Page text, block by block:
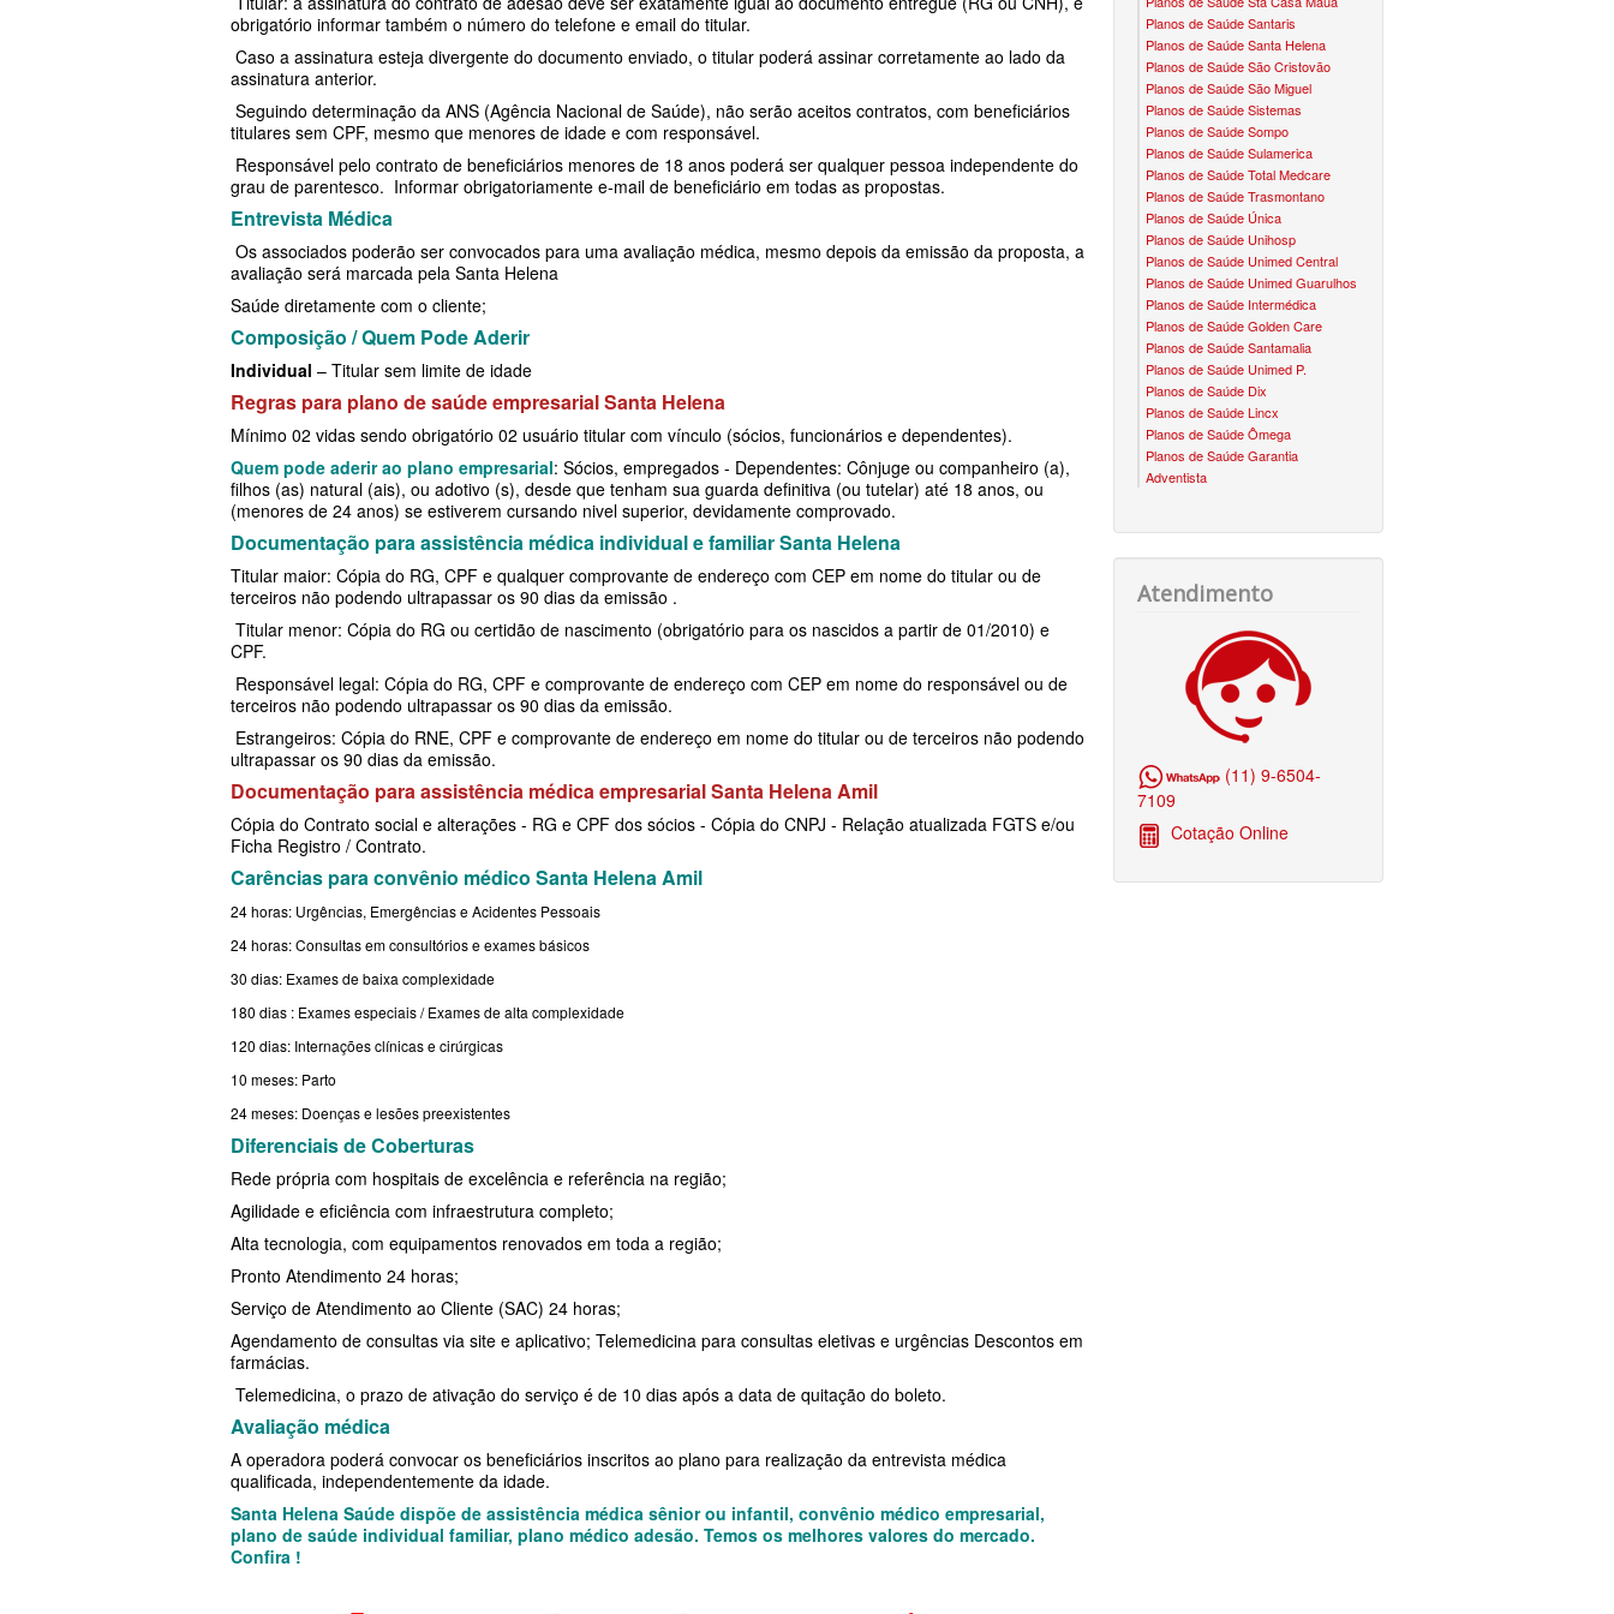
MED TOUR PLANO DE SAÚDE EMPRESARIAL
NEXT SEISA PLANO DE SAÚDE EMPRESARIAL
NOTREDAME PLANO DE SAÚDE
EMPRESARIAL
OMINT PLANO DE SAÚDE EMPRESARIAL
ONE HEALTH PLANO DE SAÚDE
PLENA PLANO DE SAÚDE EMPRESARIAL
PORTO SEGURO PLANO DE SAÚDE
SAMED PLANO DE SAÚDE EMPRESARIAL
SANTA CASA DE MAUÁ PLANO DE SAÚDE
EMPRESARIAL
SANTARIS PLANO DE SAÚDE EMPRESARIAL
SANTA HELENA PLANO DE SAÚDE
EMPRESARIAL
SÃO CRISTOVÃO PLANO DE SAÚDE
SÃO MIGUEL PLANO DE SAÚDE
SISTEMAS PLANO DE SAÚDE EMPRESARIAL
SOMPO PLANO DE SAÚDE EMPRESARIAL
EMPRESARIAL
TOTAL MEDCARE PLANO DE SAÚDE
EMPRESARIAL
TRASMONTANO PLANO DE SAÚDE
EMPRESARIAL
UNIHOSP PLANO DE SAÚDE EMPRESARIAL
UNIMED CENTRAL PLANO DE SAÚDE
EMPRESARIAL
UNIMED GUARULHOS PLANO DE SAÚDE
EMPRESARIAL
ÚNICA PLANO DE SAÚDE EMPRESARIAL
STA CASA MAUÁ PLANO DE SAÚDE
INDIVIDUAL
TOTAL MEDCARE PLANO DE SAÚDECLASSES PLANO DE SAÚDE FAMILIAR
PLANO DE SAÚDE LINCX
PLANO DE SAÚDE STA CASA MAUÁ
PLANO DE SAÚDE MEDIAL
PLANO DE SAÚDE MEDICAL HEALTH
PLANO DE SAÚDE MED TOUR
PLANO DE SAÚDE NOTREDAME
PLANO DE SAÚDE ÔMEGA
PLANO DE SAÚDE OMINT
PLANO DE SAÚDE ONE HEALTH
PLANO DE SAÚDE PORTO SEGURO
PLANO DE SAÚDE QSAÚDE
PLANO DE SAÚDE PREVENT
PLANO DE SAÚDE SÃO CRISTÓVÃO
PLANO DE SAÚDE SÃO MIGUEL
PLANO DE SAÚDE SANTA HELENA
PLANO DE SAÚDE SANTAMALIA
PLANO DE SAÚDE SOMPO
PLANO DE SAÚDE TRANSMONTANO
PLANO DE SAÚDE UNIHOSP
PLANO DE SAÚDE SAMED
PLANO DE SAÚDE UNIMED
PLANO DE SAÚDE AMENO
SÃO CRISTÓVÃO PLANO DE SAÚDE ADESÃO
SULAMERICA PLANO DE SAÚDE ADESÃO
TOTAL MEDCARE PLANO DE SAÚDE ADESÃO
ÚNICA PLANO DE SAÚDE ADESÃO
UNIMED CENTRAL PLANO DE SAÚDE ADESÃO
ADESÃO
RIO GRANDE DO SUL - PLANO DE SAÚDE
RONDÔNIA - PLANO DE SAÚDE
RORAIMA - PLANO DE SAÚDE
SANTA CATARINA - PLANO DE SAÚDE
SERGIPE - PLANO DE SAÚDE
CONVÊNIO EM MOGI DAS CRUZES
CONVÊNIO EM OSASCO
CONVÊNIO EM POÁ
CONVÊNIO EM RIBEIRÃO PIRES
CONVÊNIO EM SANTA ISABEL
CONVÊNIO EM SANTO ANDRÉ
CONVÊNIO EM SUZANO
CONVÊNIO EM TABOÃO DA SERRA
PLANO ODONTO UNIODONTO
PLANO ODONTO UNIMED
NUNES & GROSSI
OURO BRASIL
VOCÊ CLUBE
obrigatório informar também o número do telefone e email do titular.
Caso a assinatura esteja divergente do documento enviado, o titular poderá assinar corretamente ao lado da
assinatura anterior.
Seguindo determinação da ANS (Agência Nacional de Saúde), não serão aceitos contratos, com beneficiários
titulares sem CPF, mesmo que menores de idade e com responsável.
Responsável pelo contrato de beneficiários menores de 18 anos poderá ser qualquer pessoa independente do
grau de parentesco. Informar obrigatoriamente e-mail de beneficiário em todas as propostas.
Entrevista Médica
Os associados poderão ser convocados para uma avaliação médica, mesmo depois da emissão da proposta, a
avaliação será marcada pela Santa Helena
Saúde diretamente com o cliente;
Composição / Quem Pode Aderir
Individual – Titular sem limite de idade
Regras para plano de saúde empresarial Santa Helena
Mínimo 02 vidas sendo obrigatório 02 usuário titular com vínculo (sócios, funcionários e dependentes).
Quem pode aderir ao plano empresarial: Sócios, empregados - Dependentes: Cônjuge ou companheiro (a),
filhos (as) natural (ais), ou adotivo (s), desde que tenham sua guarda definitiva (ou tutelar) até 18 anos, ou
(menores de 24 anos) se estiverem cursando nivel superior, devidamente comprovado.
Documentação para assistência médica individual e familiar Santa Helena
Titular maior: Cópia do RG, CPF e qualquer comprovante de endereço com CEP em nome do titular ou de
terceiros não podendo ultrapassar os 90 dias da emissão .
Titular menor: Cópia do RG ou certidão de nascimento (obrigatório para os nascidos a partir de 01/2010) e
CPF.
Responsável legal: Cópia do RG, CPF e comprovante de endereço com CEP em nome do responsável ou de
terceiros não podendo ultrapassar os 90 dias da emissão.
Estrangeiros: Cópia do RNE, CPF e comprovante de endereço em nome do titular ou de terceiros não podendo
ultrapassar os 90 dias da emissão.
Documentação para assistência médica empresarial Santa Helena Amil
Cópia do Contrato social e alterações - RG e CPF dos sócios - Cópia do CNPJ - Relação atualizada FGTS e/ou
Ficha Registro / Contrato.
Carências para convênio médico Santa Helena Amil
24 horas: Urgências, Emergências e Acidentes Pessoais
24 horas: Consultas em consultórios e exames básicos
30 dias: Exames de baixa complexidade
180 dias : Exames especiais / Exames de alta complexidade
120 dias: Internações clínicas e cirúrgicas
10 meses: Parto
24 meses: Doenças e lesões preexistentes
Diferenciais de Coberturas
Rede própria com hospitais de excelência e referência na região;
Agilidade e eficiência com infraestrutura completo;
Alta tecnologia, com equipamentos renovados em toda a região;
Pronto Atendimento 24 horas;
Serviço de Atendimento ao Cliente (SAC) 24 horas;
Agendamento de consultas via site e aplicativo; Telemedicina para consultas eletivas e urgências Descontos em
farmácias.
Telemedicina, o prazo de ativação do serviço é de 10 dias após a data de quitação do boleto.
Avaliação médica
A operadora poderá convocar os beneficiários inscritos ao plano para realização da entrevista médica
qualificada, independentemente da idade.
Santa Helena Saúde dispõe de assistência médica sênior ou infantil, convênio médico empresarial,
plano de saúde individual familiar, plano médico adesão. Temos os melhores valores do mercado.
Confira !
Planos de Saúde Santaris
Planos de Saúde Santa Helena
Planos de Saúde São Cristovão
Planos de Saúde São Miguel
Planos de Saúde Sistemas
Planos de Saúde Sompo
Planos de Saúde Sulamerica
Planos de Saúde Total Medcare
Planos de Saúde Trasmontano
Planos de Saúde Única
Planos de Saúde Unihosp
Planos de Saúde Unimed Central
Planos de Saúde Unimed Guarulhos
Planos de Saúde Intermédica
Planos de Saúde Golden Care
Planos de Saúde Santamalia
Planos de Saúde Unimed P.
Planos de Saúde Dix
Planos de Saúde Lincx
Planos de Saúde Ômega
Planos de Saúde Garantia
Adventista
Atendimento
(11) 9-6504-
7109
Cotação Online